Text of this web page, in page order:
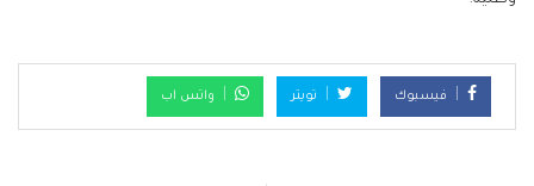
فيسبوك تويتر واتس اب